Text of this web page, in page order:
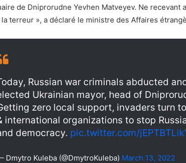
de Dniprorudne Yevhen Matveyev. Ne recevant
terreur », a déclaré le ministre des Affaires
Russian war criminals abducted
Ukrainian mayor, head of
zero local support, invaders turn
international organizations to stop
democracy. pic.twitter.com/
Dmytro Kuleba (@DmytroKuleba) March 13, 2022